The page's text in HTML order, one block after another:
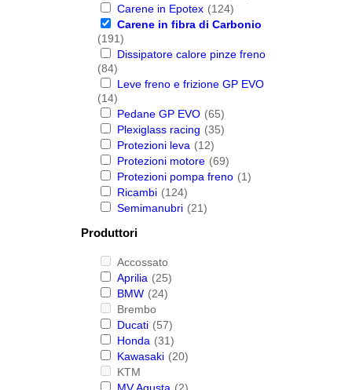
Carene in Epotex (124)
Carene in fibra di Carbonio
(191)
Dissipatore calore pinze freno
(84)
Leve freno e frizione GP EVO
(14)
Pedane GP EVO (65)
Plexiglass racing (35)
Protezioni leva (12)
Protezioni motore (69)
Protezioni pompa freno (1)
Ricambi (124)
Semimanubri (21)
Produttori
Accossato
Aprilia (25)
BMW (24)
Brembo
Ducati (57)
Honda (31)
Kawasaki (20)
KTM
MV Agusta (2)